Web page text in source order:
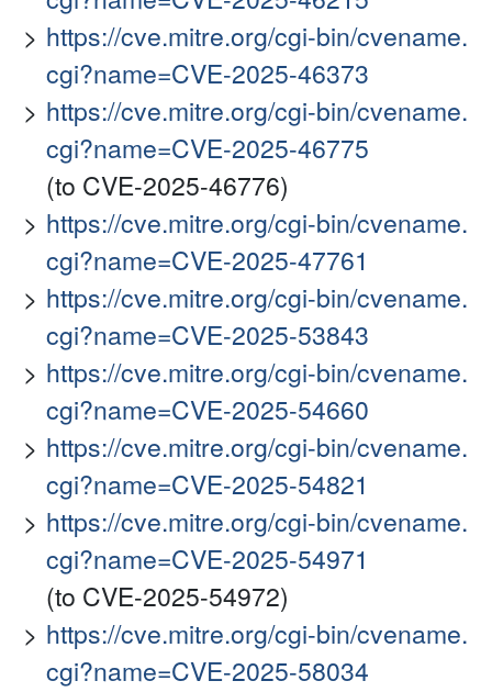
https://cve.mitre.org/cgi-bin/cvename.
cgi?name=CVE-2025-46373
https://cve.mitre.org/cgi-bin/cvename.
cgi?name=CVE-2025-46775
(to CVE-2025-46776)
https://cve.mitre.org/cgi-bin/cvename.
cgi?name=CVE-2025-47761
https://cve.mitre.org/cgi-bin/cvename.
cgi?name=CVE-2025-53843
https://cve.mitre.org/cgi-bin/cvename.
cgi?name=CVE-2025-54660
https://cve.mitre.org/cgi-bin/cvename.
cgi?name=CVE-2025-54821
https://cve.mitre.org/cgi-bin/cvename.
cgi?name=CVE-2025-54971
(to CVE-2025-54972)
https://cve.mitre.org/cgi-bin/cvename.
cgi?name=CVE-2025-58034